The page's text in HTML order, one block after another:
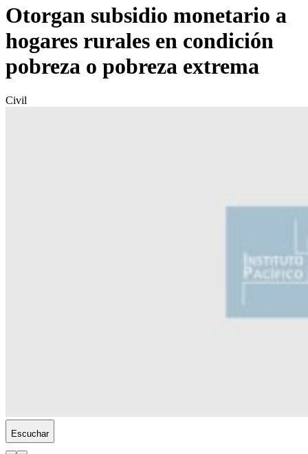
Otorgan subsidio monetario a
hogares rurales en condición
pobreza o pobreza extrema
Civil
Escuchar